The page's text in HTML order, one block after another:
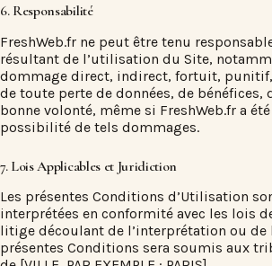
6. Responsabilité
FreshWeb.fr ne peut être tenu
résultant de l’utilisation du Site,
dommage direct, indirect, fortuit,
de toute perte de données, de bénéfices,
bonne volonté, même si FreshWeb.fr a
possibilité de tels dommages.
7. Lois Applicables et Juridiction
Les présentes Conditions d’Utilisation
interprétées en conformité avec les lois
litige découlant de l’interprétation ou de
présentes Conditions sera soumis aux